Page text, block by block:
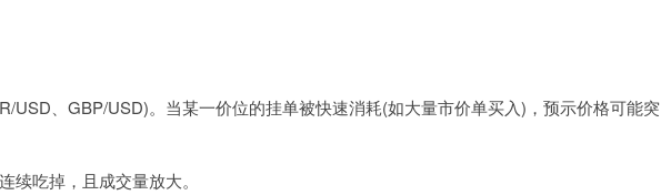
USD、GBP/USD)。当某一价位的挂单被快速消耗(如大量市价单买入)，预示价格可能突
续吃掉，且成交量放大。